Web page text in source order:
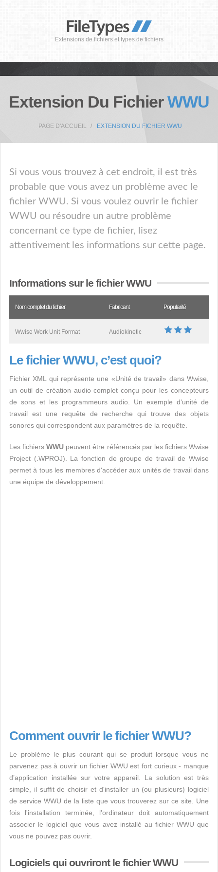
Extensions de fichiers et types de fichiers
Extension Du FichierWWU
PAGE D'ACCUEIL EXTENSION DU FICHIER WWU
Si vous vous trouvez à cet endroit, il est très
probable que vous avez un problème avec le
fichier WWU. Si vous voulez ouvrir le fichier
WWU ou résoudre un autre problème
concernant ce type de fichier, lisez
attentivement les informations sur cette page.
Informations sur le fichier WWU
Nom complet du fichier Fabricant Popularité
Wwise Work Unit Format Audiokinetic
Le fichier WWU, c’est quoi?
Fichier XML qui représente une «Unité de travail» dans Wwise,
un outil de création audio complet conçu pour les concepteurs
de sons et les programmeurs audio. Un exemple d'unité de
travail est une requête de recherche qui trouve des objets
sonores qui correspondent aux paramètres de la requête.
Les fichiersWWU peuvent être référencés par les fichiers Wwise
Project (.WPROJ). La fonction de groupe de travail de Wwise
permet à tous les membres d'accéder aux unités de travail dans
une équipe de développement.
Comment ouvrir le fichier WWU?
Le problème le plus courant qui se produit lorsque vous ne
parvenez pas à ouvrir un fichier WWU est fort curieux - manque
d’application installée sur votre appareil. La solution est très
simple, il suffit de choisir et d'installer un (ou plusieurs) logiciel
de service WWU de la liste que vous trouverez sur ce site. Une
fois l'installation terminée, l'ordinateur doit automatiquement
associer le logiciel que vous avez installé au fichier WWU que
vous ne pouvez pas ouvrir.
Logiciels qui ouvriront le fichier WWU